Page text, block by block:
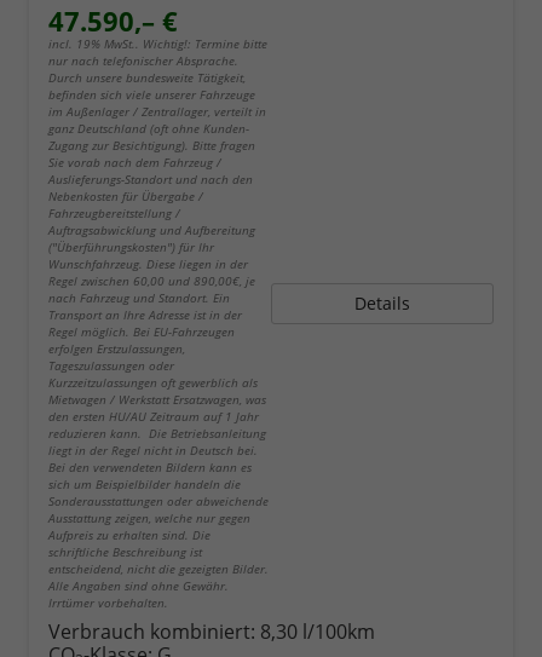
47.590,– €
incl. 19% MwSt.. Wichtig!: Termine bitte
nur nach telefonischer Absprache.
Durch unsere bundesweite Tätigkeit,
befinden sich viele unserer Fahrzeuge
im Außenlager / Zentrallager, verteilt in
ganz Deutschland (oft ohne Kunden-
Zugang zur Besichtigung). Bitte fragen
Sie vorab nach dem Fahrzeug /
Auslieferungs-Standort und nach den
Nebenkosten für Übergabe /
Fahrzeugbereitstellung /
Auftragsabwicklung und Aufbereitung
("Überführungskosten") für Ihr
Wunschfahrzeug. Diese liegen in der
Regel zwischen 60,00 und 890,00€, je
nach Fahrzeug und Standort. Ein
Transport an Ihre Adresse ist in der
Regel möglich. Bei EU-Fahrzeugen
erfolgen Erstzulassungen,
Tageszulassungen oder
Kurzzeitzulassungen oft gewerblich als
Mietwagen / Werkstatt Ersatzwagen, was
den ersten HU/AU Zeitraum auf 1 Jahr
reduzieren kann. Die Betriebsanleitung
liegt in der Regel nicht in Deutsch bei.
Bei den verwendeten Bildern kann es
sich um Beispielbilder handeln die
Sonderausstattungen oder abweichende
Ausstattung zeigen, welche nur gegen
Aufpreis zu erhalten sind. Die
schriftliche Beschreibung ist
entscheidend, nicht die gezeigten Bilder.
Alle Angaben sind ohne Gewähr.
Irrtümer vorbehalten.
Details
Verbrauch kombiniert: 8,30 l/100km